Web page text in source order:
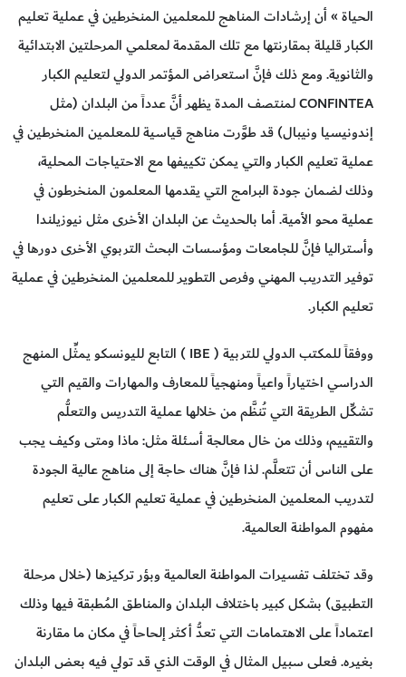
الحياة » أن إرشادات المناهج للمعلمين المنخرطين في عملية تعليم
الكبار قليلة بمقارنتها مع تلك المقدمة لمعلمي المرحلتين الابتدائية
والثانوية. ومع ذلك فإنَّ استعراض المؤتمر الدولي لتعليم الكبار
CONFINTEA لمنتصف المدة يظهر أنَّ عدداً من البلدان (مثل
إندونيسيا ونيبال) قد طوَّرت مناهج قياسية للمعلمين المنخرطين في
عملية تعليم الكبار والتي يمكن تكييفها مع الاحتياجات المحلية،
وذلك لضمان جودة البرامج التي يقدمها المعلمون المنخرطون في
عملية محو الأمية. أما بالحديث عن البلدان الأخرى مثل نيوزيلندا
وأستراليا فإنَّ للجامعات ومؤسسات البحث التربوي الأخرى دورها في
توفير التدريب المهني وفرص التطوير للمعلمين المنخرطين في عملية
تعليم الكبار.
ووفقاً للمكتب الدولي للتربية ( IBE ) التابع لليونسكو يمثِّل المنهج
الدراسي اختياراً واعياً ومنهجياً للمعارف والمهارات والقيم التي
تشكِّل الطريقة التي تُنظَّم من خلالها عملية التدريس والتعلُّم
والتقييم، وذلك من خال معالجة أسئلة مثل: ماذا ومتى وكيف يجب
على الناس أن تتعلَّم. لذا فإنَّ هناك حاجة إلى مناهج عالية الجودة
لتدريب المعلمين المنخرطين في عملية تعليم الكبار على تعليم
مفهوم المواطنة العالمية.
وقد تختلف تفسيرات المواطنة العالمية وبؤر تركيزها (خلال مرحلة
التطبيق) بشكل كبير باختلاف البلدان والمناطق المُطبقة فيها وذلك
اعتماداً على الاهتمامات التي تعدُّ أكثر إلحاحاً في مكان ما مقارنة
بغيره. فعلى سبيل المثال في الوقت الذي قد تولي فيه بعض البلدان